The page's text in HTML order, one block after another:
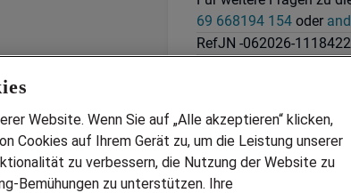
69 668194 154oder
RefJN -062026-1118422
Website. Wenn Sie auf „Alle akzeptieren“ klicken,
Cookies auf Ihrem Gerät zu, um die Leistung unserer
zu verbessern, die Nutzung der Website zu
Bemühungen zu unterstützen. Ihre